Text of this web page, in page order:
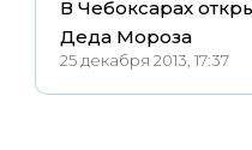
В Чебоксарах
Деда Мороза
25 декабря 2013, 17:37